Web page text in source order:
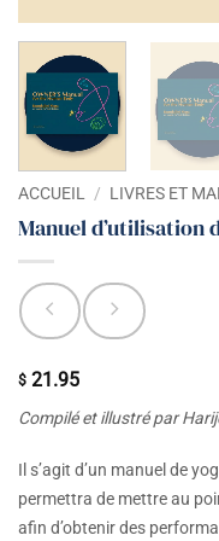
ACCUEIL / LIVRES ET
Manuel d’utilisation
$ 21.95
Compilé et illustré par
Il s’agit d’un manuel de
permettra de mettre au
afin d’obtenir des